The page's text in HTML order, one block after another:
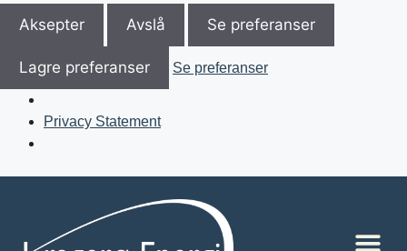
Aksepter Avslå Se preferanser
Lagre preferanser Se preferanser
Privacy Statement